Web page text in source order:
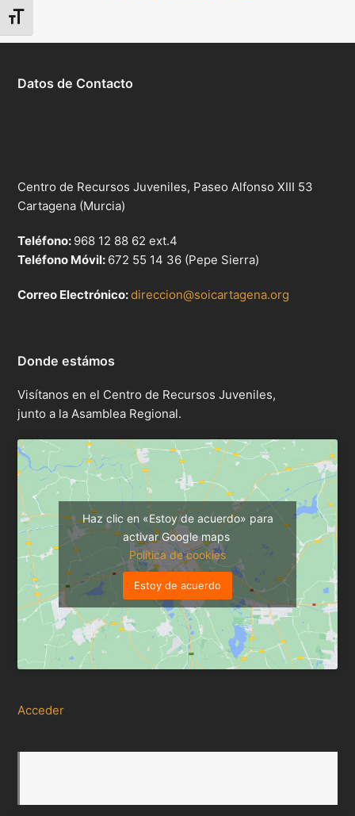
Alternar tamaño de letra
Datos de Contacto
Centro de Recursos Juveniles, Paseo Alfonso XIII 53
Cartagena (Murcia)
Teléfono: 968 12 88 62 ext.4
Teléfono Móvil: 672 55 14 36 (Pepe Sierra)
Correo Electrónico:direccion@soicartagena.org
Donde estámos
Visítanos en el Centro de Recursos Juveniles,
junto a la Asamblea Regional.
Haz clic en «Estoy de acuerdo» para
activar Google maps
Política de cookies
Estoy de acuerdo
Acceder